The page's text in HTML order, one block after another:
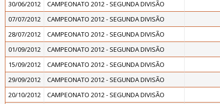
30/06/2012
CAMPEONATO 2012 - SEGUNDA DIVISÃO
07/07/2012
CAMPEONATO 2012 - SEGUNDA DIVISÃO
28/07/2012
CAMPEONATO 2012 - SEGUNDA DIVISÃO
01/09/2012
CAMPEONATO 2012 - SEGUNDA DIVISÃO
15/09/2012
CAMPEONATO 2012 - SEGUNDA DIVISÃO
29/09/2012
CAMPEONATO 2012 - SEGUNDA DIVISÃO
20/10/2012
CAMPEONATO 2012 - SEGUNDA DIVISÃO